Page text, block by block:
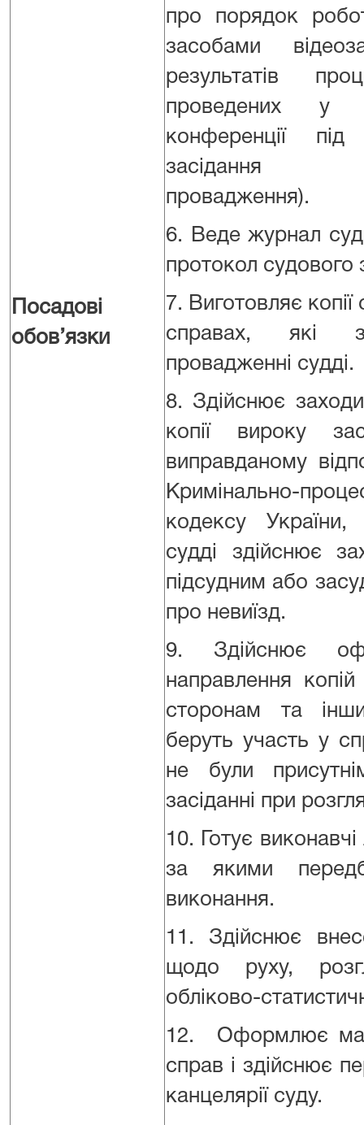
Посадові
обов’язки
про порядок
засобами
результатів
проведених у
конференції
засідання
провадження).
6. Веде журнал
протокол судового
7. Виготовляє
справах, які
провадженні судді.
8. Здійснює
копії вироку
виправданому
Кримінально-
кодексу
судді здійснює
підсудним або
про невиїзд.
9. Здійснює
направлення
сторонам та
беруть участь у
не були
засіданні при
10. Готує
за якими
виконання.
11. Здійснює
щодо руху,
обліково-
12. Оформлює
справ і здійснює
канцелярії суду.